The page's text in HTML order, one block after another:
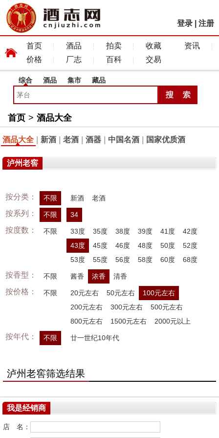
登录 注册
首页 酒品 拍卖 收藏
资讯
价格
厂志 百科 交易
综合 酒品 集市 藏品
首页 > 酒品大全
酒品大全 新酒 老酒 酒器 中国名酒 国家优质酒
泸州老窖
按分类： 不限 新酒 老酒
按系列： 不限 34
按度数： 不限 33度 35度 38度 39度 41度
42度
43度
45度 46度 48度 50度
52度
53度
55度 56度 58度 60度 68度
按香型： 不限 酱香 浓香 清香
按价格： 不限 20元左右 50元左右
100元左右
200元左右
300元左右
500元左右
800元左右
1500元左右 2000元以上
按年代： 不限 廿一世纪10年代
泸州老窖筛选结果
我是经销商
店 名：